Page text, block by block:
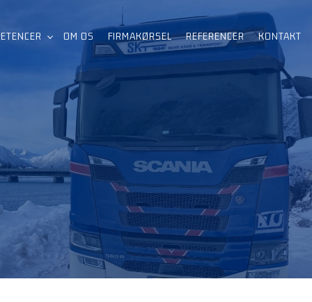
OM OS FIRMAKØRSEL​ REFERENCER KONTAKT